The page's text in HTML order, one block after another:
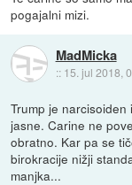
pogajalni mizi.
MadMicka
:: 15. jul 2018,
Trump je
jasne. Carine ne
obratno. Kar pa se
birokracije nižji
manjka...